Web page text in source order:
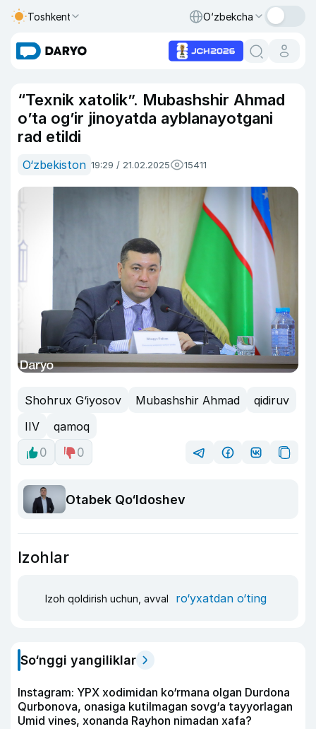
Toshkent O‘zbekcha
“Texnik xatolik”. Mubashshir Ahmad
o’ta og’ir jinoyatda ayblanayotgani
rad etildi
O‘zbekiston 19:29 / 21.02.2025 15411
Shohrux G‘iyosov Mubashshir Ahmad
qidiruv
IIV
qamoq
0
0
Otabek Qo‘ldoshev
Izohlar
Izoh qoldirish uchun, avval ro‘yxatdan o‘ting
So‘nggi yangiliklar
Instagram: YPX xodimidan ko‘rmana olgan Durdona
Qurbonova, onasiga kutilmagan sovg‘a tayyorlagan
Umid vines, xonanda Rayhon nimadan xafa?